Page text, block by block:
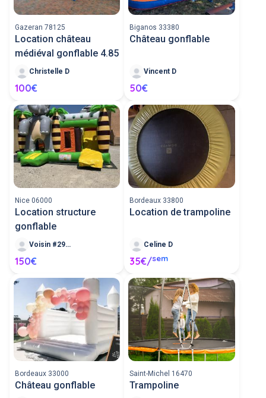
Gazeran 78125
Location château
médiéval gonflable 4.85
Christelle D
100€
Biganos 33380
Château gonflable
Vincent D
50€
Nice 06000
Location structure
gonflable
Voisin #299616
150€
Bordeaux 33800
Location de trampoline
Celine D
35€/sem
Bordeaux 33000
Château gonflable
Saint-Michel 16470
Trampoline